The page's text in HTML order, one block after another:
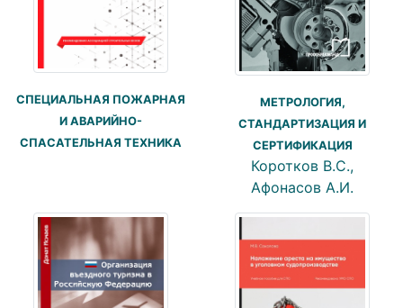
СПЕЦИАЛЬНАЯ ПОЖАРНАЯ
И АВАРИЙНО-
СПАСАТЕЛЬНАЯ ТЕХНИКА
МЕТРОЛОГИЯ,
СТАНДАРТИЗАЦИЯ И
СЕРТИФИКАЦИЯ
Коротков В.С.,
Афонасов А.И.